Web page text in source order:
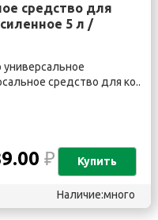
средство для
5 л /
универсальное
средство для ко..
₽ Купить
Наличие:много